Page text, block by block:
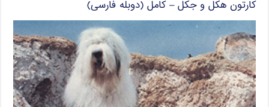
کارتون هکل و جکل – کامل (دوبله فارسی)